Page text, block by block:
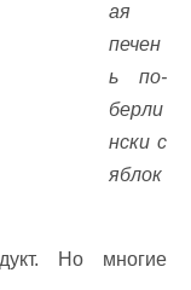
ая
печен
ь по-
берли
нски с
яблок
Но многие